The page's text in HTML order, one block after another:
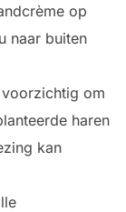
op
naar buiten
voorzichtig om
haren
kan